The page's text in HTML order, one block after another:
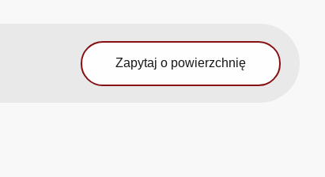
Zapytaj o powierzchnię